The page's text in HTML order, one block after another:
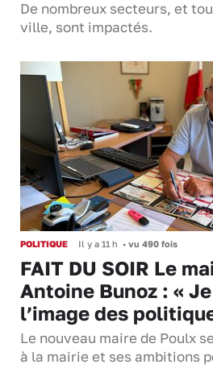
De nombreux secteurs, et
ville, sont impactés.
POLITIQUE Il y a 11 h • vu 490 fois
FAIT DU SOIR Le
Antoine Bunoz : «
l’image des
Le nouveau maire de Poulx
à la mairie et ses ambitions